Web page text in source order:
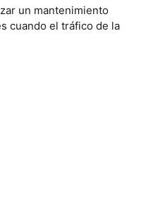
un mantenimiento
cuando el tráfico de la